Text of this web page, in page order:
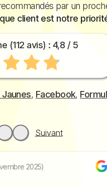
par un
client est notre
(112 avis) : 4,8 / 5
, Facebook,
Suivant
2025)